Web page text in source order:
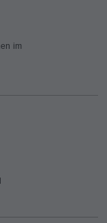
im